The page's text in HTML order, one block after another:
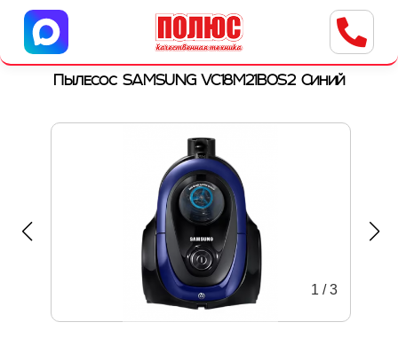
Центр бытовой техники
г. Ульяновск, ул. Пушкарева, 8a
Пылесос SAMSUNG VC18M21B0S2 Синий
1 /3